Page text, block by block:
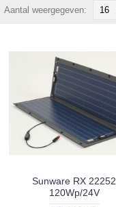
Aantal weergegeven:
Sunware RX 22252
120Wp/24V